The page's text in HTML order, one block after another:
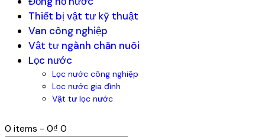
Thiết bị vật tư kỹ thuật
Van công nghiệp
Vật tư ngành chăn nuôi
Lọc nước
Lọc nước công nghiệp
Lọc nước gia đình
Vật tư lọc nước
0 items - 0₫ 0